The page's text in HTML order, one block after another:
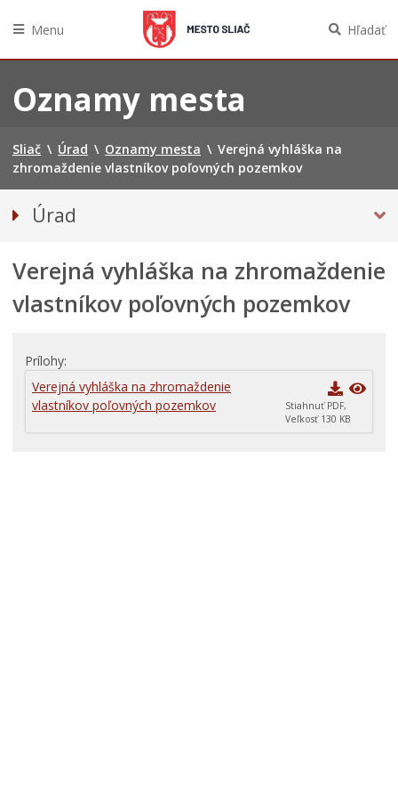
obsah
Menu Hľadať
Oznamy mesta
Sliač \ Úrad \ Oznamy mesta \ Verejná vyhláška na
zhromaždenie vlastníkov poľovných pozemkov
Úrad
Odbory úradu
OZNAMY MESTA
Tlačivá a agendy
Verejná vyhláška na zhromaždenie
vlastníkov poľovných pozemkov
Prílohy
Verejná vyhláška na zhromaždenie
vlastníkov poľovných pozemkov
Stiahnuť PDF,
Veľkosť 130 KB